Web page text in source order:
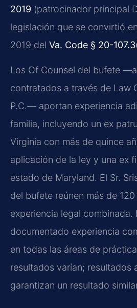
2019 (patrocinador principal
legislación que se convirtió
2019 del Va. Code § 20-
Los Of Counsel del bufete
contratados a través de Law
P.C.— aportan experiencia
familia, incluyendo un ex
Virginia con más de quince
aplicación de la ley y una ex
estado de Maryland. El Sr.
del bufete reúnen más de
experiencia legal combinada.
documentado experiencia
en todas las áreas de
resultados varían; resultados
garantizan un resultado